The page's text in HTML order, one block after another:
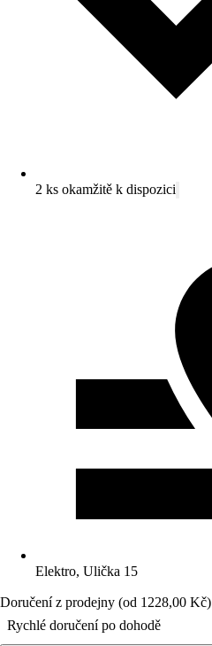
2 ks okamžitě k dispozici
Elektro, Ulička 15
Doručení z prodejny (od 1228,00 Kč)
Rychlé doručení po dohodě